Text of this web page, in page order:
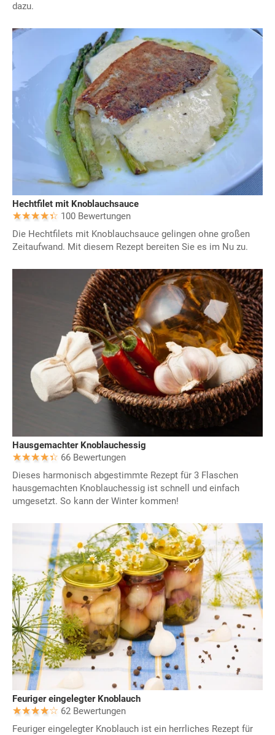
dazu.
Hechtfilet mit Knoblauchsauce
100 Bewertungen
Die Hechtfilets mit Knoblauchsauce gelingen ohne großen
Zeitaufwand. Mit diesem Rezept bereiten Sie es im Nu zu.
Hausgemachter Knoblauchessig
66 Bewertungen
Dieses harmonisch abgestimmte Rezept für 3 Flaschen
hausgemachten Knoblauchessig ist schnell und einfach
umgesetzt. So kann der Winter kommen!
Feuriger eingelegter Knoblauch
62 Bewertungen
Feuriger eingelegter Knoblauch ist ein herrliches Rezept für